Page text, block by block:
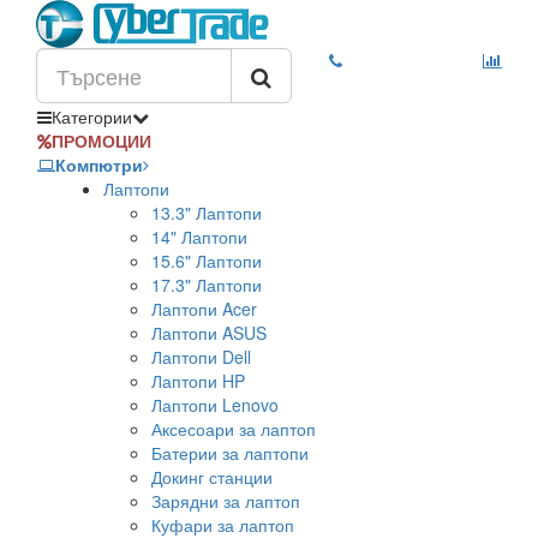
Категории
ПРОМОЦИИ
Компютри
Лаптопи
13.3" Лаптопи
14" Лаптопи
15.6" Лаптопи
17.3" Лаптопи
Лаптопи Acer
Лаптопи ASUS
Лаптопи Dell
Лаптопи HP
Лаптопи Lenovo
Аксесоари за лаптоп
Батерии за лаптопи
Докинг станции
Зарядни за лаптоп
Куфари за лаптоп